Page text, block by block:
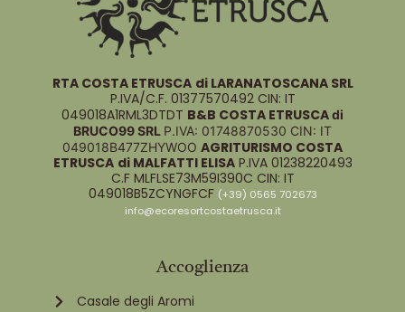
RTA COSTA ETRUSCA di LARANATOSCANA SRL
P.IVA/C.F. 01377570492 CIN: IT
049018A1RML3DTDT B&B COSTA ETRUSCAdi
BRUCO99 SRL P.IVA: 01748870530 CIN: IT
049018B477ZHYWOO AGRITURISMO COSTA
ETRUSCA di MALFATTI ELISAP.IVA 01238220493
C.F MLFLSE73M59I390C CIN: IT
049018B5ZCYNGFCF (+39) 0565 702673
info@ecoresortcostaetrusca.it
Accoglienza
Casale degli Aromi